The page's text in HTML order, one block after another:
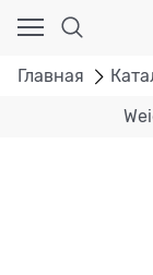
Главная